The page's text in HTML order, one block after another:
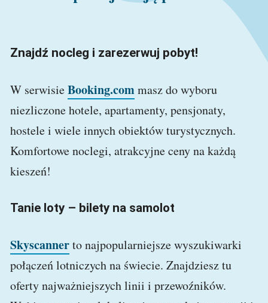
Znajdź nocleg i zarezerwuj pobyt!
W serwisieBooking.commasz do wyboru
niezliczone hotele, apartamenty, pensjonaty,
hostele i wiele innych obiektów turystycznych.
Komfortowe noclegi, atrakcyjne ceny na każdą
kieszeń!
Tanie loty – bilety na samolot
Skyscannerto najpopularniejsze wyszukiwarki
połączeń lotniczych na świecie. Znajdziesz tu
oferty najważniejszych linii i przewoźników.